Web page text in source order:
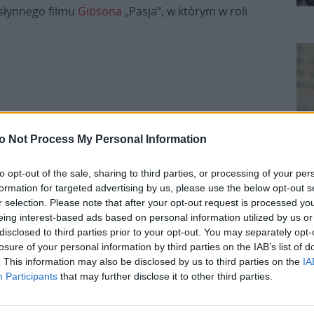
Not Process My Personal Information
opt-out of the sale, sharing to third parties, or processing of your
for targeted advertising by us, please use the below opt-out
selection. Please note that after your opt-out request is processed
interest-based ads based on personal information utilized by us
to third parties prior to your opt-out. You may separately
of your personal information by third parties on the IAB’s list of
This information may also be disclosed by us to third parties on the
Participants that may further disclose it to other third parties.
filmu Gibsona „Pasja”, w którym w roli
się w rolę Jezusa, twórcy filmu postanowili
wcieli się fiński aktor Jaakko Ohtonen,
Kasia Smutniak – Najświętszą Maryję
Piotra.
ostatnie godziny życia Jezusa, od jego
sceny biczowania i ukrzyżowania